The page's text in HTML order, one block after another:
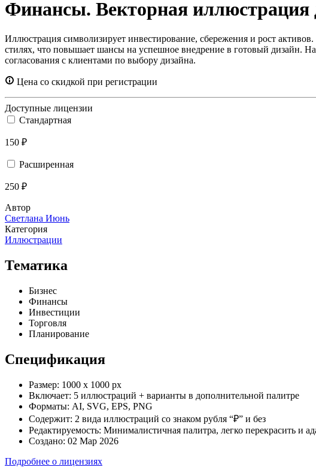
Финансы. Векторная иллюстрация
Иллюстрация символизирует инвестирование, сбережения и рост
стилях, что повышает шансы на успешное внедрение в готовый дизайн.
согласования с клиентами по выбору дизайна.
Цена со скидкой при регистрации
Доступные лицензии
Стандартная
150 ₽
Расширенная
250 ₽
Автор
Светлана Июнь
Категория
Иллюстрации
Тематика
Бизнес
Финансы
Инвестиции
Торговля
Планирование
Спецификация
Размер: 1000 x 1000 px
Включает: 5 иллюстраций + варианты в дополнительной палитре
Форматы: AI, SVG, EPS, PNG
Содержит: 2 вида иллюстраций со знаком рубля “₽” и без
Редактируемость: Минималистичная палитра, легко перекрасить и
Создано: 02 Мар 2026
Подробнее о лицензиях